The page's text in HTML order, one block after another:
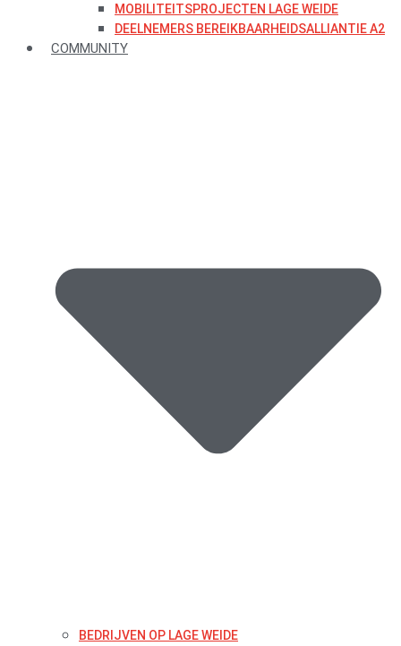
MOBILITEITSPROJECTEN LAGE WEIDE
DEELNEMERS BEREIKBAARHEIDSALLIANTIE A2
COMMUNITY
BEDRIJVEN OP LAGE WEIDE